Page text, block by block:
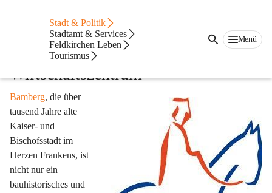
Stadt & Politik
Stadtamt & Services
Feldkirchen Leben
Tourismus
Menü
Partnerstadt Bamberg -
Weltkulturerbe und
Wirtschaftszentrum
Bamberg, die über
tausend Jahre alte
Kaiser- und
Bischofsstadt im
Herzen Frankens, ist
nicht nur ein
bauhistorisches und